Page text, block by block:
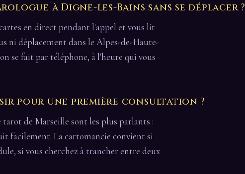
à Digne-les-Bains sans se déplacer ?
en direct pendant l'appel et vous lit
ni déplacement dans le Alpes-de-Haute-
se fait par téléphone, à l'heure qui vous
pour une première consultation ?
de Marseille sont les plus parlants :
facilement. La cartomancie convient si
si vous cherchez à trancher entre deux